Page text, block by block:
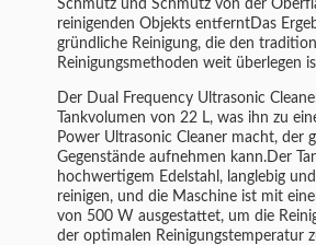
Schmutz und Schmutz von der
reinigenden Objekts entferntDas
gründliche Reinigung, die den
Reinigungsmethoden weit überlegen
Der Dual Frequency Ultrasonic
Tankvolumen von 22 L, was ihn zu
Power Ultrasonic Cleaner macht, der
Gegenstände aufnehmen kann.Der
hochwertigem Edelstahl, langlebig
reinigen, und die Maschine ist mit
von 500 W ausgestattet, um die
der optimalen Reinigungstemperatur